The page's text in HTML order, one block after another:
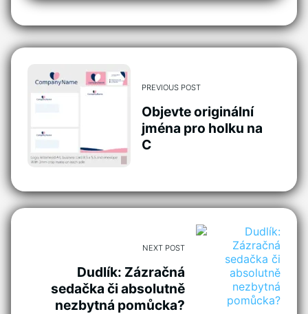
PREVIOUS POST
Objevte originální
jména pro holku na
C
NEXT POST
Dudlík: Zázračná
sedačka či absolutně
nezbytná pomůcka?